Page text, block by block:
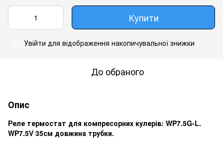
Купити
Увійти для відображення накопичувальної знижки
До обраного
Опис
Реле термостат для компресорних кулерів: WP7.5G-L.
WP7.5V 35см довжина трубки.